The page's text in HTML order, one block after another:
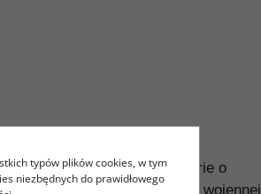
Uniwersalne historie o
nowego sensu w obliczu wojennej
typów plików cookies, w tym
niezbędnych do prawidłowego